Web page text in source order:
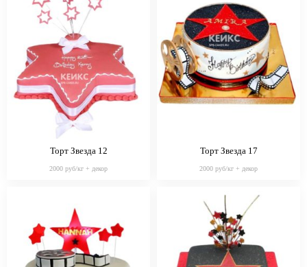
Торт Звезда 12
2000 руб/кг + декор
Торт Звезда 17
2000 руб/кг + декор